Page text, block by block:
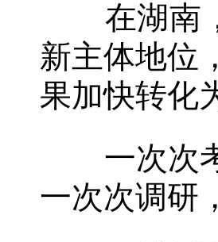
在湖南，
新主体地位
果加快转
一次次考
一次次调研